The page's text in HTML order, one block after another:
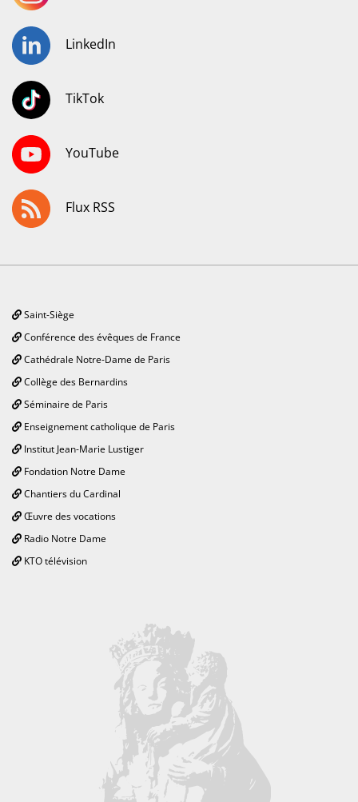
LinkedIn
TikTok
YouTube
Flux RSS
Saint-Siège
Conférence des évêques de France
Cathédrale Notre-Dame de Paris
Collège des Bernardins
Séminaire de Paris
Enseignement catholique de Paris
Institut Jean-Marie Lustiger
Fondation Notre Dame
Chantiers du Cardinal
Œuvre des vocations
Radio Notre Dame
KTO télévision